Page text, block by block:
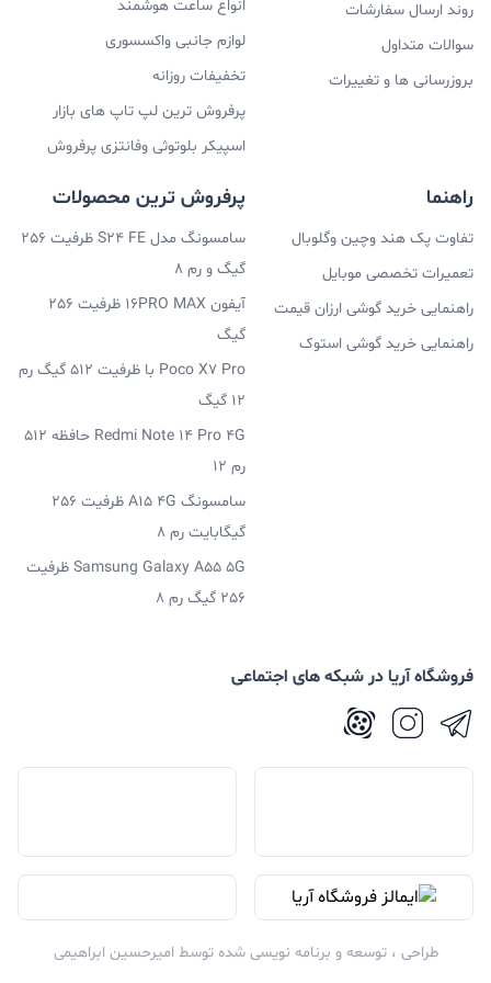
گوشی موبایل شیائومی ردمی نوت ۱۱s نسبت به قیمتی که
دارد از یک نمایشگر بسیار باکیفیت بهره می‌برد که کیفیت
تصویر بسیار خوبی دارد. این محصول از نمایشگر AMOLED
بهره می‌برد که حدود ۸۵ درصد از پنل جلویی را تشکیل داده
است. پس با این حساب، شاهد نمایشگری بزرگ هستیم که
حس خوبی را به کاربر منتقل می‌کند. رزولوشن این صفحه
نمایش نیز 2400×1080 پیکسل بوده دارای تراکم پیکسلی
409PPI است و می‌تواند کیفیت تصویر خوبی را به نمایش
قطعا نباید باشیم، اما شیائومی دست و دل بازی کرده و سعی
کرده تا کاربران خودش را راضی نگه دارد. همچنین روشنایی
گرفتیم رنگ‌ها به صورت خیلی واقع گرایانه پخش می‌شد و
قطعا کاربران از آن راضی خواهند بود.
روند ارسال سفارشات
سوالات متداول
بروزرسانی ها و تغییرات
انواع ساعت هوشمند
لوازم جانبی واکسسوری
تخفیفات روزانه
پرفروش ترین لپ تاپ های بازار
اسپیکر بلوتوثی وفانتزی پرفروش
راهنما
تفاوت پک هند وچین وگلوبال
تعمیرات تخصصی موبایل
راهنمایی خرید گوشی ارزان قیمت
راهنمایی خرید گوشی استوک
پرفروش ترین محصولات
سامسونگ مدل S24 FE ظرفیت 256
گیگ و رم 8
آیفون 16PRO MAX ظرفیت 256
گیگ
Poco X7 Pro با ظرفیت 512 گیگ رم
12 گیگ
Redmi Note 14 Pro 4G حافظه 512
رم 12
سامسونگ A15 4G ظرفیت 256
گیگابایت رم 8
Samsung Galaxy A55 5G ظرفیت
256 گیگ رم 8
فروشگاه آریا در شبکه های اجتماعی
طراحی ، توسعه و برنامه نویسی شده توسط امیرحسین ابراهیمی